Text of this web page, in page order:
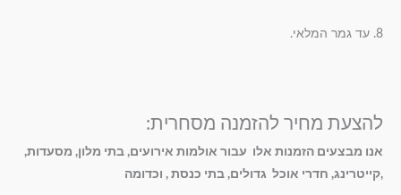
8. עד גמר המלאי.
להצעת מחיר להזמנה מסחרית:
אנו מבצעים הזמנות אלו עבור אולמות אירועים, בתי מלון, מסעדות,
,קייטרינג, חדרי אוכל גדולים, בתי כנסת , וכדומה